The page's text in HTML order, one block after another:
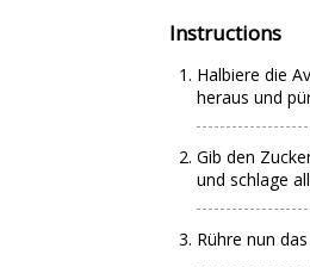
Instructions
Halbiere die
heraus und
Gib den
und schlage
Rühre nun